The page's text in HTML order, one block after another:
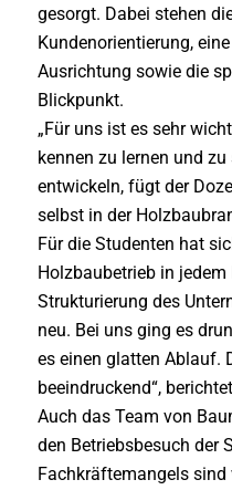
gesorgt. Dabei stehen
Kundenorientierung,
Ausrichtung sowie die
Blickpunkt.
„Für uns ist es sehr
kennen zu lernen und
entwickeln, fügt der
selbst in der
Für die Studenten hat
Holzbaubetrieb in jedem
Strukturierung des
neu. Bei uns ging es
es einen glatten Ablauf.
beeindruckend“,
Auch das Team von
den Betriebsbesuch der
Fachkräftemangels